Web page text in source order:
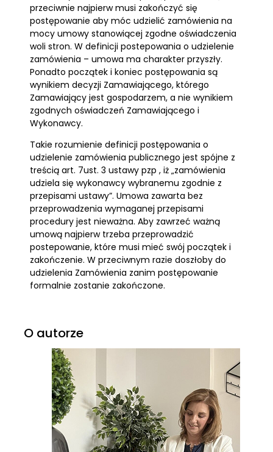
przeciwnie najpierw musi zakończyć się
postępowanie aby móc udzielić zamówienia na
mocy umowy stanowiącej zgodne oświadczenia
woli stron. W definicji postepowania o udzielenie
zamówienia – umowa ma charakter przyszły.
Ponadto początek i koniec postępowania są
wynikiem decyzji Zamawiającego, którego
Zamawiający jest gospodarzem, a nie wynikiem
zgodnych oświadczeń Zamawiającego i
Wykonawcy.
Takie rozumienie definicji postępowania o
udzielenie zamówienia publicznego jest spójne z
treścią art. 7ust. 3 ustawy pzp , iż „zamówienia
udziela się wykonawcy wybranemu zgodnie z
przepisami ustawy”. Umowa zawarta bez
przeprowadzenia wymaganej przepisami
procedury jest nieważna. Aby zawrzeć ważną
umową najpierw trzeba przeprowadzić
postepowanie, które musi mieć swój początek i
zakończenie. W przeciwnym razie doszłoby do
udzielenia Zamówienia zanim postępowanie
formalnie zostanie zakończone.
O autorze